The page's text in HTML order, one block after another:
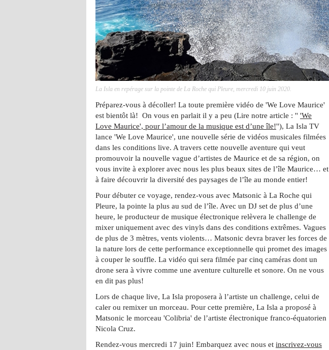
La Isla en repérage sur la pointe de La Roche qui Pleure, mercredi 10 juin 2020.
Préparez-vous à décoller! La toute première vidéo de 'We Love Maurice'
est bientôt là! On vous en parlait il y a peu (Lire notre article : '' 'We
Love Maurice', pour l’amour de la musique est d’une île!''), La Isla TV
lance 'We Love Maurice', une nouvelle série de vidéos musicales filmées
dans les conditions live. A travers cette nouvelle aventure qui veut
promouvoir la nouvelle vague d’artistes de Maurice et de sa région, on
vous invite à explorer avec nous les plus beaux sites de l’île Maurice… et
à faire découvrir la diversité des paysages de l’île au monde entier!
Pour débuter ce voyage, rendez-vous avec Matsonic à La Roche qui
Pleure, la pointe la plus au sud de l’île. Avec un DJ set de plus d’une
heure, le producteur de musique électronique relèvera le challenge de
mixer uniquement avec des vinyls dans des conditions extrêmes. Vagues
de plus de 3 mètres, vents violents… Matsonic devra braver les forces de
la nature lors de cette performance exceptionnelle qui promet des images
à couper le souffle. La vidéo qui sera filmée par cinq caméras dont un
drone sera à vivre comme une aventure culturelle et sonore. On ne vous
en dit pas plus!
Lors de chaque live, La Isla proposera à l’artiste un challenge, celui de
caler ou remixer un morceau. Pour cette première, La Isla a proposé à
Matsonic le morceau 'Colibria' de l’artiste électronique franco-équatorien
Nicola Cruz.
Rendez-vous mercredi 17 juin! Embarquez avec nous et inscrivez-vous